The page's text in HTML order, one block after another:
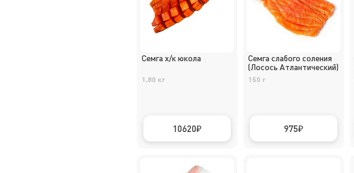
Семга х/к юкола
1,80 кг
10620
Семга слабого соления
(Лосось Атлантический)
150 г
975